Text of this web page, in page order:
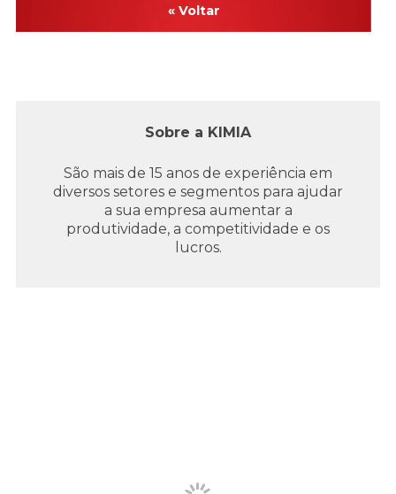
« Voltar
Sobre a KIMIA
São mais de 15 anos de experiência em
diversos setores e segmentos para ajudar
a sua empresa aumentar a
produtividade, a competitividade e os
lucros.